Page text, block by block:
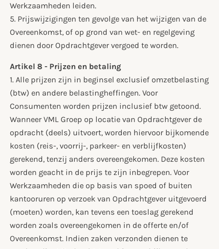
Werkzaamheden leiden.
5. Prijswijzigingen ten gevolge van het wijzigen van de
Overeenkomst, of op grond van wet- en regelgeving
dienen door Opdrachtgever vergoed te worden.
Artikel 8 - Prijzen en betaling
1. Alle prijzen zijn in beginsel exclusief omzetbelasting
(btw) en andere belastingheffingen. Voor
Consumenten worden prijzen inclusief btw getoond.
Wanneer VML Groep op locatie van Opdrachtgever de
opdracht (deels) uitvoert, worden hiervoor bijkomende
kosten (reis-, voorrij-, parkeer- en verblijfkosten)
gerekend, tenzij anders overeengekomen. Deze kosten
worden geacht in de prijs te zijn inbegrepen. Voor
Werkzaamheden die op basis van spoed of buiten
kantooruren op verzoek van Opdrachtgever uitgevoerd
(moeten) worden, kan tevens een toeslag gerekend
worden zoals overeengekomen in de offerte en/of
Overeenkomst. Indien zaken verzonden dienen te